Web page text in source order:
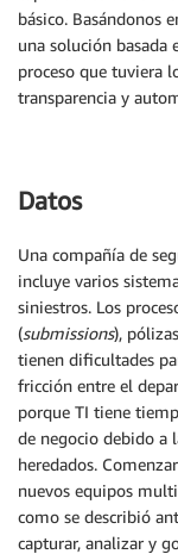
básico. Basándonos
una solución
proceso que tuviera
transparencia y
Datos
Una compañía de
incluye varios
siniestros. Los
(submissions),
tienen dificultades
fricción entre el
porque TI tiene
de negocio debido a
heredados.
nuevos equipos
como se describió
capturar, analizar y